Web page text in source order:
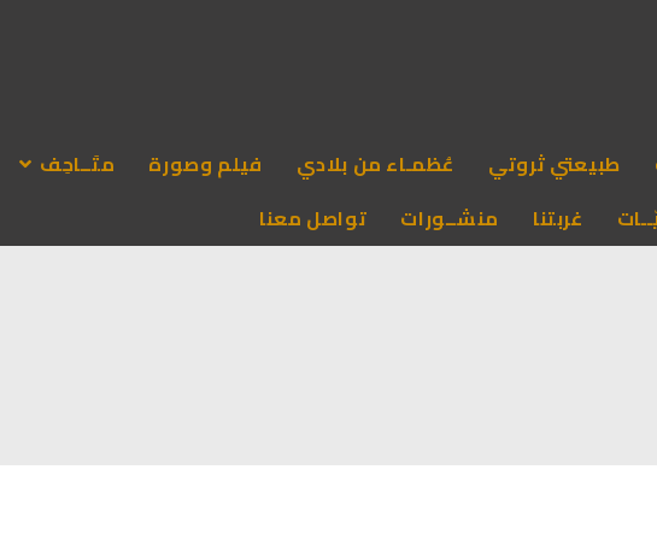
طبيعتي ثروتي عُظمـاء من بلادي فيلم وصورة
متَــاحِف
غربتنا منشــورات تواصل معنا